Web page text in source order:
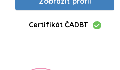
Certifikát ČADBT